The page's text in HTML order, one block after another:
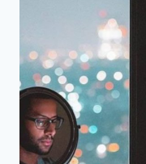
PUIS
APRÈS
?